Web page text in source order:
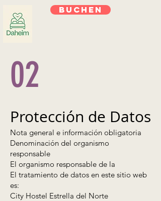
Buchen
02
Protección de Datos
Nota general e información obligatoria
Denominación del organismo
responsable
El organismo responsable de la
El tratamiento de datos en este sitio web
es:
City Hostel Estrella del Norte